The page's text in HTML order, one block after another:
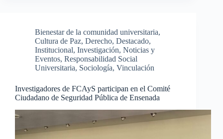
Bienestar de la comunidad universitaria,
Cultura de Paz, Derecho, Destacado,
Institucional, Investigación, Noticias y
Eventos, Responsabilidad Social
Universitaria, Sociología, Vinculación
Investigadores de FCAyS participan en el Comité
Ciudadano de Seguridad Pública de Ensenada